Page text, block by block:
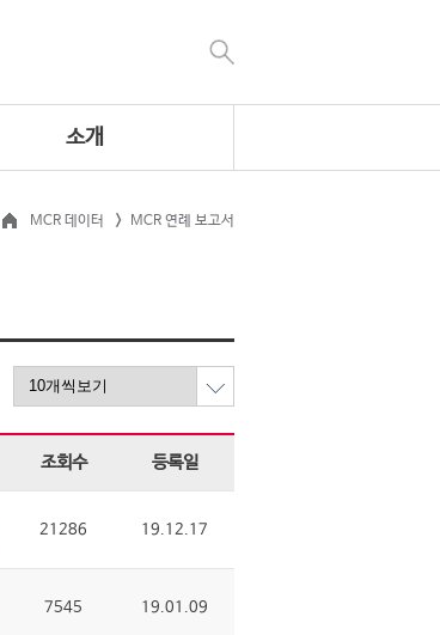
소개
MCR 데이터 MCR 연례 보고서
조회수 등록일
21286 19.12.17
7545 19.01.09